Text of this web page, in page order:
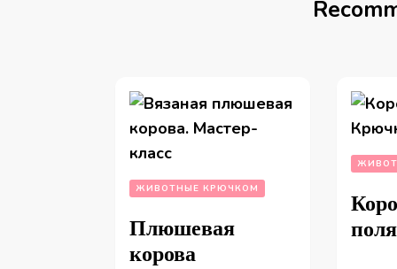
ЖИВОТНЫЕ КРЮЧКОМ
Плюшевая
корова